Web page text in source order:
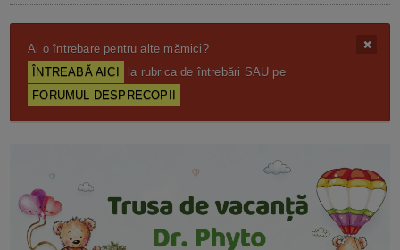
Ai o întrebare pentru alte mămici?
ÎNTREABĂ AICI
la rubrica de întrebări SAU pe
FORUMUL DESPRECOPII